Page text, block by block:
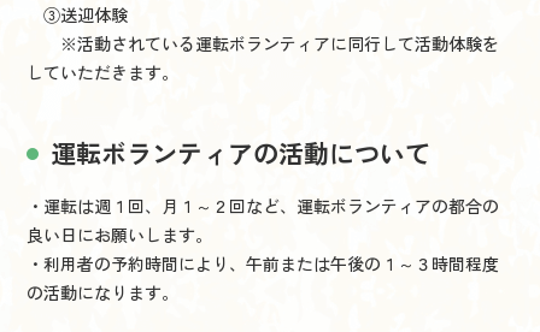
③送迎体験
※活動されている運転ボランティアに同行して活動体験を
していただきます。
運転ボランティアの活動について
・運転は週１回、月１～２回など、運転ボランティアの都合の
良い日にお願いします。
・利用者の予約時間により、午前または午後の１～３時間程度
の活動になります。